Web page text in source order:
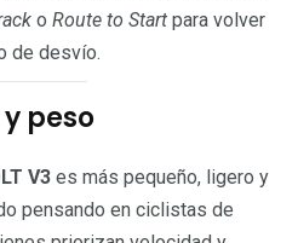
o Route to Start para volver
de desvío.
peso
V3 es más pequeño, ligero y
pensando en ciclistas de